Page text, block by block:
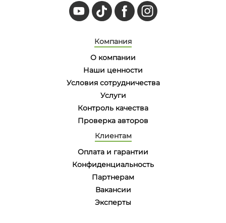
Компания
О компании
Наши ценности
Условия сотрудничества
Услуги
Контроль качества
Проверка авторов
Клиентам
Оплата и гарантии
Конфиденциальность
Партнерам
Вакансии
Эксперты